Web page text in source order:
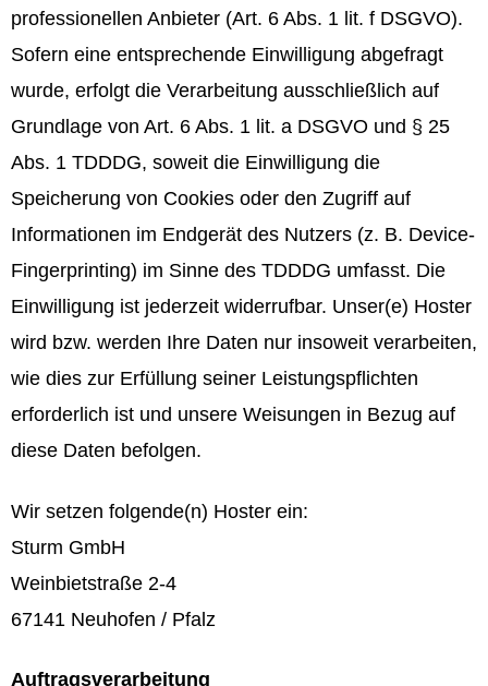
professionellen Anbieter (Art. 6 Abs. 1 lit. f DSGVO).
Sofern eine entsprechende Einwilligung abgefragt
wurde, erfolgt die Verarbeitung ausschließlich auf
Grundlage von Art. 6 Abs. 1 lit. a DSGVO und § 25
Abs. 1 TDDDG, soweit die Einwilligung die
Speicherung von Cookies oder den Zugriff auf
Informationen im Endgerät des Nutzers (z. B. Device-
Fingerprinting) im Sinne des TDDDG umfasst. Die
Einwilligung ist jederzeit widerrufbar. Unser(e) Hoster
wird bzw. werden Ihre Daten nur insoweit verarbeiten,
wie dies zur Erfüllung seiner Leistungspflichten
erforderlich ist und unsere Weisungen in Bezug auf
diese Daten befolgen.
Wir setzen folgende(n) Hoster ein:
Sturm GmbH
Weinbietstraße 2-4
67141 Neuhofen / Pfalz
Auftragsverarbeitung